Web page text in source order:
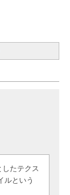
たテクス
ルという